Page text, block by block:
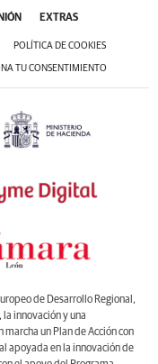
EXTRAS
POLÍTICA DE COOKIES
TU CONSENTIMIENTO
de Desarrollo Regional,
innovación y una
un Plan de Acción con
apoyada en la innovación de